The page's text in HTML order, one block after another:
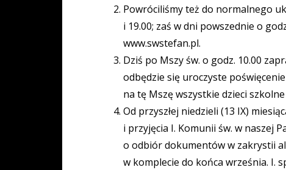
Powróciliśmy też do normalnego
i 19.00; zaś w dni powszednie o
www.swstefan.pl.
Dziś po Mszy św. o godz. 10.00
odbędzie się uroczyste
na tę Mszę wszystkie dzieci
Od przyszłej niedzieli (13 IX)
i przyjęcia I. Komunii św. w naszej
o odbiór dokumentów w zakrystii
w komplecie do końca września. I.